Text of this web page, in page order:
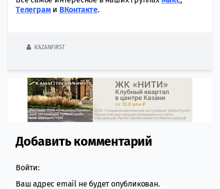
Tелеграми ВКонтакте.
KAZANFIRST
Comment section
Добавить комментарий
Войти:
Ваш адрес email не будет опубликован.